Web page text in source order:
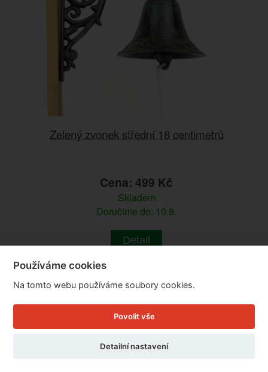
Zelený zvonek střední 18 centimetrů
Cena: 499 Kč
Skladem
Doručíme do: 10.8.
Detail
Používáme cookies
Na tomto webu používáme soubory cookies.
Povolit vše
Detailní nastavení